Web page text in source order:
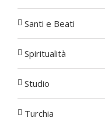
Santi e Beati
Spiritualità
Studio
Turchia